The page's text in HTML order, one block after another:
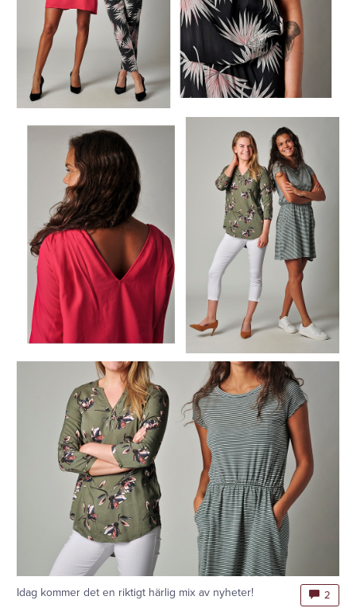
Idag kommer det en riktigt härlig mix av nyheter! 2